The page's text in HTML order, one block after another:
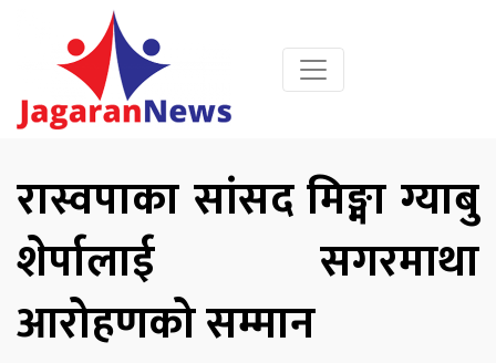
रास्वपाका सांसद मिङ्मा ग्याबु
शेर्पालाई सगरमाथा
आरोहणको सम्मान